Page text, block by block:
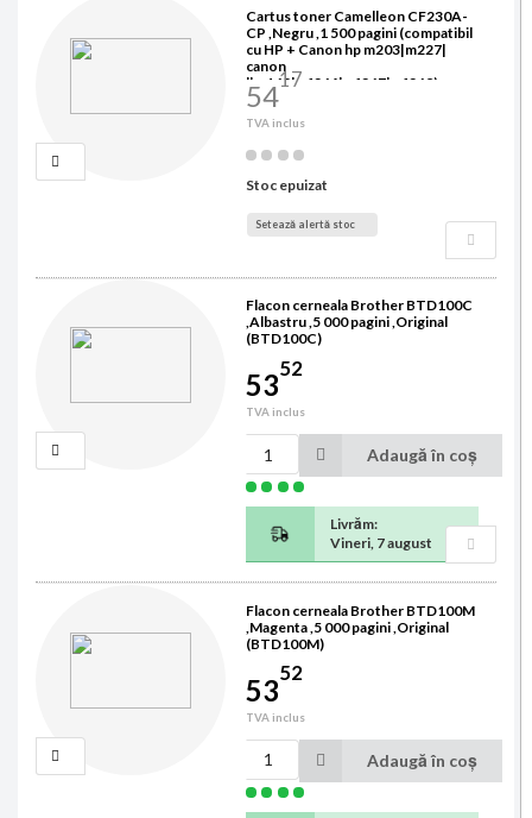
Cartus toner Camelleon CF230A-
CP ,Negru ,1 500 pagini (compatibil
cu HP + Canon hp m203|m227|
canon
lbp162|mf264|mf267|mf269)
5417
TVA inclus
Stoc epuizat
Setează alertă stoc
Flacon cerneala Brother BTD100C
,Albastru ,5 000 pagini ,Original
(BTD100C)
5352
TVA inclus
Adaugă în coș
Livrăm:
Vineri, 7 august
Flacon cerneala Brother BTD100M
,Magenta ,5 000 pagini ,Original
(BTD100M)
5352
TVA inclus
Adaugă în coș